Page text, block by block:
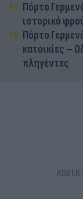
Πόρτο
ιστορικό
Πόρτο
κατοικίες –
πληγέντες